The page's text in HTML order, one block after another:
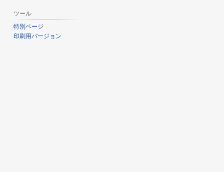
ツール
特別ページ
印刷用バージョン